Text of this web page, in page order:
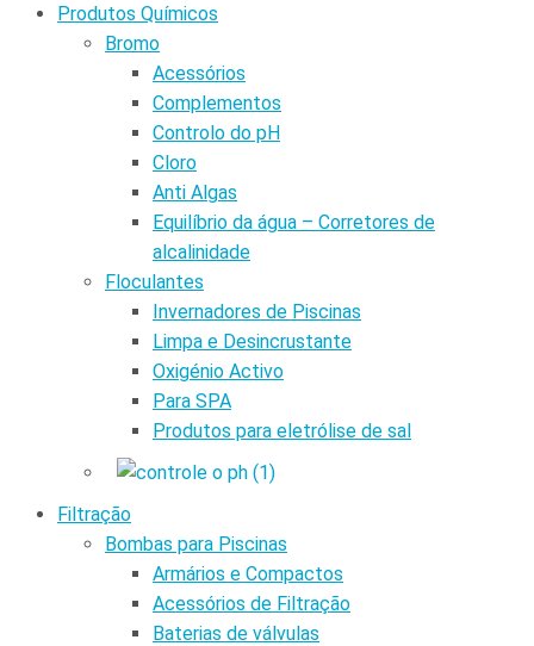
Produtos Químicos
Bromo
Acessórios
Complementos
Controlo do pH
Cloro
Anti Algas
Equilíbrio da água – Corretores de
alcalinidade
Floculantes
Invernadores de Piscinas
Limpa e Desincrustante
Oxigénio Activo
Para SPA
Produtos para eletrólise de sal
Filtração
Bombas para Piscinas
Armários e Compactos
Acessórios de Filtração
Baterias de válvulas